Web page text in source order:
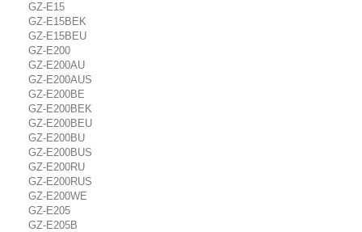
GZ-E15
GZ-E15BEK
GZ-E15BEU
GZ-E200
GZ-E200AU
GZ-E200AUS
GZ-E200BE
GZ-E200BEK
GZ-E200BEU
GZ-E200BU
GZ-E200BUS
GZ-E200RU
GZ-E200RUS
GZ-E200WE
GZ-E205
GZ-E205B